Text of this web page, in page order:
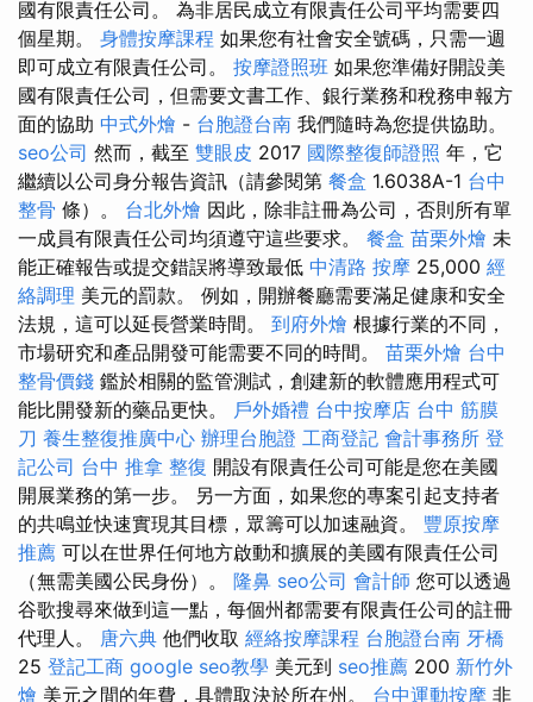
國有限責任公司。 為非居民成立有限責任公司平均需要四
個星期。 身體按摩課程 如果您有社會安全號碼，只需一週
即可成立有限責任公司。 按摩證照班 如果您準備好開設美
國有限責任公司，但需要文書工作、銀行業務和稅務申報方
面的協助 中式外燴 - 台胞證台南 我們隨時為您提供協助。
seo公司 然而，截至 雙眼皮 2017 國際整復師證照 年，它
繼續以公司身分報告資訊（請參閱第 餐盒 1.6038A-1 台中
整骨 條）。 台北外燴 因此，除非註冊為公司，否則所有單
一成員有限責任公司均須遵守這些要求。 餐盒 苗栗外燴 未
能正確報告或提交錯誤將導致最低 中清路 按摩 25,000 經
絡調理 美元的罰款。 例如，開辦餐廳需要滿足健康和安全
法規，這可以延長營業時間。 到府外燴 根據行業的不同，
市場研究和產品開發可能需要不同的時間。 苗栗外燴 台中
整骨價錢 鑑於相關的監管測試，創建新的軟體應用程式可
能比開發新的藥品更快。 戶外婚禮 台中按摩店 台中 筋膜
刀 養生整復推廣中心 辦理台胞證 工商登記 會計事務所 登
記公司 台中 推拿 整復 開設有限責任公司可能是您在美國
開展業務的第一步。 另一方面，如果您的專案引起支持者
的共鳴並快速實現其目標，眾籌可以加速融資。 豐原按摩
推薦 可以在世界任何地方啟動和擴展的美國有限責任公司
（無需美國公民身份）。 隆鼻 seo公司 會計師 您可以透過
谷歌搜尋來做到這一點，每個州都需要有限責任公司的註冊
代理人。 唐六典 他們收取 經絡按摩課程 台胞證台南 牙橋
25 登記工商 google seo教學 美元到 seo推薦 200 新竹外
燴 美元之間的年費，具體取決於所在州。 台中運動按摩 非